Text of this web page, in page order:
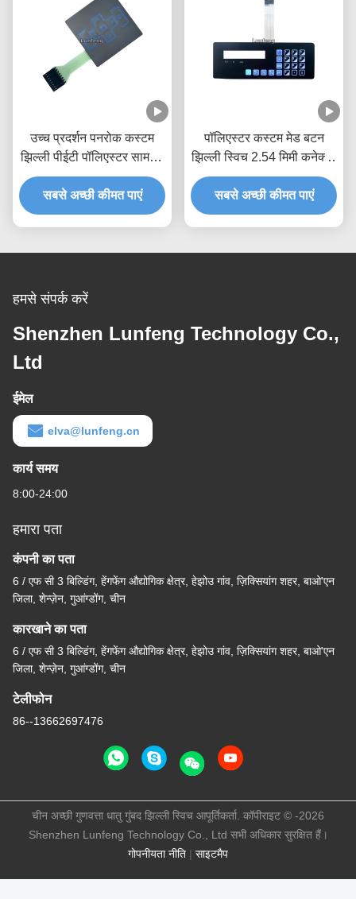
उच्च प्रदर्शन पनरोक कस्टम
झिल्ली पीईटी पॉलिएस्टर सामग्री
स्विच करता है
सबसे अच्छी कीमत पाएं
पॉलिएस्टर कस्टम मेड बटन
झिल्ली स्विच 2.54 मिमी कनेक्टर
के साथ
सबसे अच्छी कीमत पाएं
हमसे संपर्क करें
Shenzhen Lunfeng Technology Co.,
Ltd
ईमेल
elva@lunfeng.cn
कार्य समय
8:00-24:00
हमारा पता
कंपनी का पता
6 / एफ सी 3 बिल्डिंग, हेंगफेंग औद्योगिक क्षेत्र, हेझोउ गांव, ज़िक्सियांग शहर, बाओ'एन
जिला, शेन्ज़ेन, गुआंग्डोंग, चीन
कारखाने का पता
6 / एफ सी 3 बिल्डिंग, हेंगफेंग औद्योगिक क्षेत्र, हेझोउ गांव, ज़िक्सियांग शहर, बाओ'एन
जिला, शेन्ज़ेन, गुआंग्डोंग, चीन
टेलीफोन
86--13662697476
गोपनीयता नीति | साइटमैप
चीन अच्छी गुणवत्ता धातु गुंबद झिल्ली स्विच आपूर्तिकर्ता. कॉपीराइट © -2026
Shenzhen Lunfeng Technology Co., Ltd सभी अधिकार सुरक्षित हैं।